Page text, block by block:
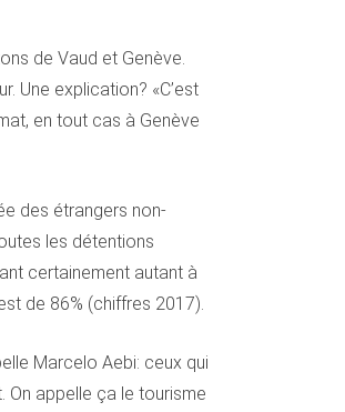
de Vaud et Genève.
Une explication? «C’est
en tout cas à Genève
des étrangers non-
les détentions
certainement autant à
de 86% (chiffres 2017).
Marcelo Aebi: ceux qui
On appelle ça le tourisme